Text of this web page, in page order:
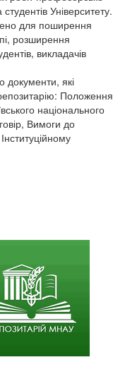
Університету.
для поширення
розширення
викладачів
документи, які
Положення
національного
Вимоги до